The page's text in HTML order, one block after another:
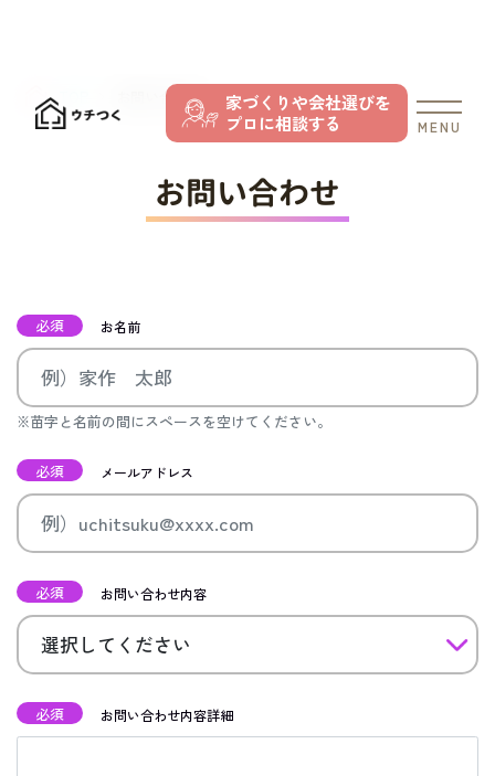
MENU
家づくりや会社選びを
プロに相談する
TOP お問い合わせ
お問い合わせ
必須 お名前
※苗字と名前の間にスペースを空けてください。
必須 メールアドレス
必須 お問い合わせ内容
必須 お問い合わせ内容詳細